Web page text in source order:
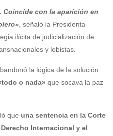
Coincide con la aparición en
, señaló la Presidenta
ilícita de judicialización de
y lobistas.
la lógica de la solución
o nada» que socava la paz
que una sentencia en la Corte
Internacional y el